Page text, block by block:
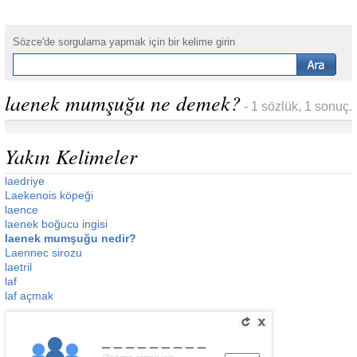
Sözce'de sorgulama yapmak için bir kelime girin
laenek mumşuğu ne demek? - 1 sözlük, 1 sonuç.
Yakın Kelimeler
laedriye
Laekenois köpeği
laence
laenek boğucu ingisi
laenek mumşuğu nedir?
Laennec sirozu
laetril
laf
laf açmak